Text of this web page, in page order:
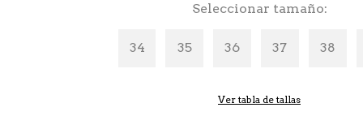
Seleccionar tamaño
34 35 36 37 38
Ver tabla de tallas